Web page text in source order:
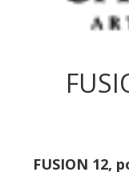
FUSION 12,